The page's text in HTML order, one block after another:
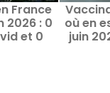
France
2026 : 0
et 0
où en
juin